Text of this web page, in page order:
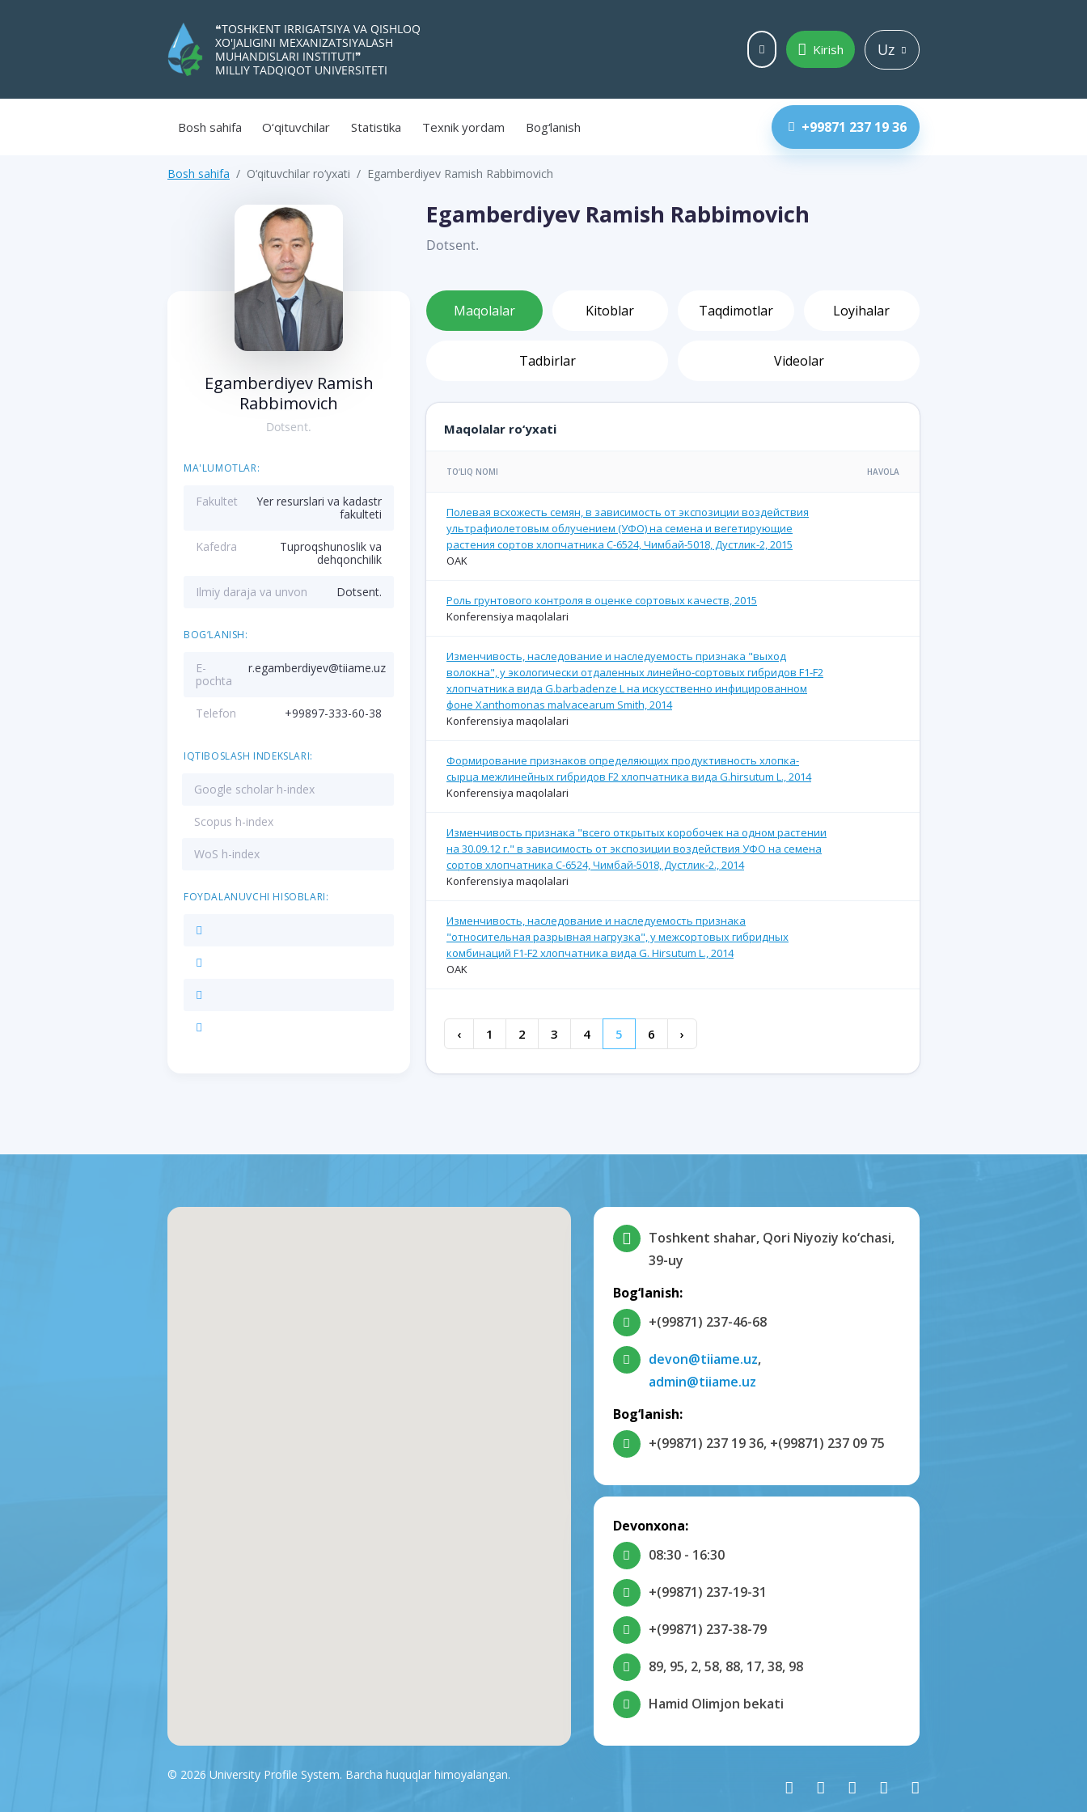
❝TOSHKENT IRRIGATSIYA VA QISHLOQ
XO'JALIGINI MEXANIZATSIYALASH
MUHANDISLARI INSTITUTI❞
MILLIY TADQIQOT UNIVERSITETI
Kirish Uz
Bosh sahifa O‘qituvchilar Statistika Texnik yordam Bog‘lanish +99871 237 19 36
Bosh sahifa O‘qituvchilar ro‘yxati Egamberdiyev Ramish Rabbimovich
Egamberdiyev Ramish
Rabbimovich
Dotsent.
MA'LUMOTLAR:
Fakultet
Yer resurslari va kadastr
fakulteti
Kafedra
Tuproqshunoslik va
dehqonchilik
Ilmiy daraja va unvon Dotsent.
BOG‘LANISH:
E-
pochta
r.egamberdiyev@tiiame.uz
Telefon +99897-333-60-38
IQTIBOSLASH INDEKSLARI:
Google scholar h-index
Scopus h-index
WoS h-index
FOYDALANUVCHI HISOBLARI:
Egamberdiyev Ramish Rabbimovich
Dotsent.
Maqolalar Kitoblar Taqdimotlar Loyihalar
Tadbirlar Videolar
Maqolalar ro‘yxati
TO‘LIQ NOMI HAVOLA
Полевая всхожесть семян, в зависимость от экспозиции воздействия
ультрафиолетовым облучением (УФО) на семена и вегетирующие
растения сортов хлопчатника С-6524, Чимбай-5018, Дустлик-2, 2015
OAK
Роль грунтового контроля в оценке сортовых качеств, 2015
Konferensiya maqolalari
Изменчивость, наследование и наследуемость признака "выход
волокна", у экологически отдаленных линейно-сортовых гибридов F1-F2
хлопчатника вида G.barbadenze L на искусственно инфицированном
фоне Xanthomonas malvacearum Smith, 2014
Konferensiya maqolalari
Формирование признаков определяющих продуктивность хлопка-
сырца межлинейных гибридов F2 хлопчатника вида G.hirsutum L., 2014
Konferensiya maqolalari
Изменчивость признака "всего открытых коробочек на одном растении
на 30.09.12 г." в зависимость от экспозиции воздействия УФО на семена
сортов хлопчатника С-6524, Чимбай-5018, Дустлик-2., 2014
Konferensiya maqolalari
Изменчивость, наследование и наследуемость признака
"относительная разрывная нагрузка", у межсортовых гибридных
комбинаций F1-F2 хлопчатника вида G. Hirsutum L., 2014
OAK
‹ 1 2 3 4 5 6 ›
Toshkent shahar, Qori Niyoziy ko‘chasi,
39-uy
Bog‘lanish:
+(99871) 237-46-68
devon@tiiame.uz,
admin@tiiame.uz
Bog‘lanish:
+(99871) 237 19 36, +(99871) 237 09 75
Devonxona:
08:30 - 16:30
+(99871) 237-19-31
+(99871) 237-38-79
89, 95, 2, 58, 88, 17, 38, 98
Hamid Olimjon bekati
© 2026 University Profile System. Barcha huquqlar himoyalangan.